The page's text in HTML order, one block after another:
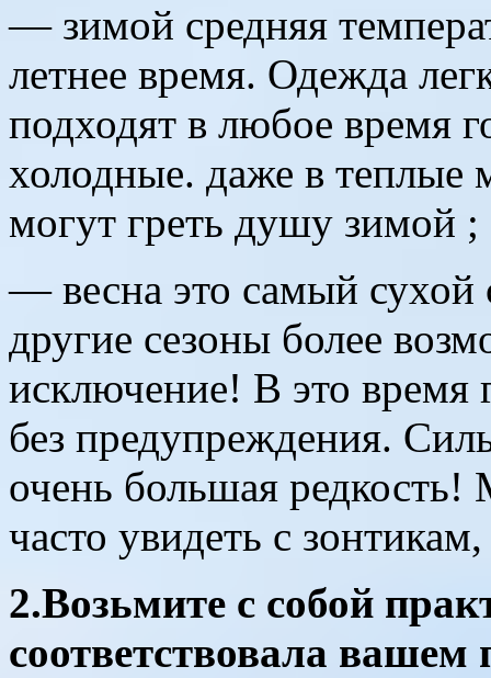
— зимой средняя
летнее время. Одежда
подходят в любое время
холодные. даже в теплые
могут греть душу зимой ;
— весна это самый сухой
другие сезоны более
исключение! В это время
без предупреждения.
очень большая
часто увидеть с
2.Возьмите с собой
соответствовала